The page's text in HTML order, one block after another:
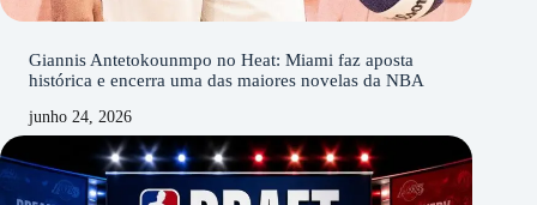
Giannis Antetokounmpo no Heat: Miami faz aposta
histórica e encerra uma das maiores novelas da NBA
junho 24, 2026